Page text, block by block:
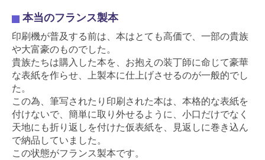
本当のフランス製本
印刷機が普及する前は、本はとても高価で、一部の貴族
や大富豪のものでした。
貴族たちは購入した本を、お抱えの装丁師に命じて豪華
な表紙を作らせ、上製本に仕上げさせるのが一般的でし
た。
この為、筆写されたり印刷された本は、本格的な表紙を
付けないで、簡単に取り外せるように、小口だけでなく
天地にも折り返しを付けた仮表紙を、見返しに巻き込ん
で納品していました。
この状態がフランス製本です。